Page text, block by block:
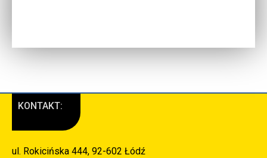
KONTAKT:
ul. Rokicińska 444, 92-602 Łódź